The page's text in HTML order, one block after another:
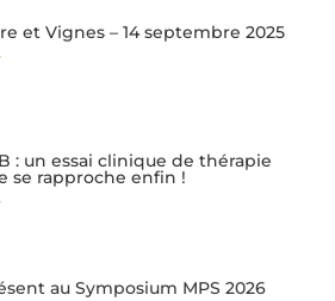
et Vignes – 14 septembre 2025
: un essai clinique de thérapie
se rapproche enfin !
au Symposium MPS 2026